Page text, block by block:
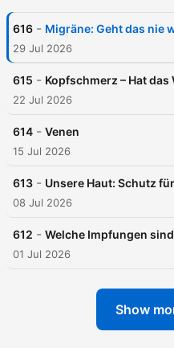
616 - Migräne: Geht das nie
29 Jul 2026
615 - Kopfschmerz – Hat
22 Jul 2026
614 - Venen
15 Jul 2026
613 - Unsere Haut: Schutz
08 Jul 2026
612 - Welche Impfungen
01 Jul 2026
Show